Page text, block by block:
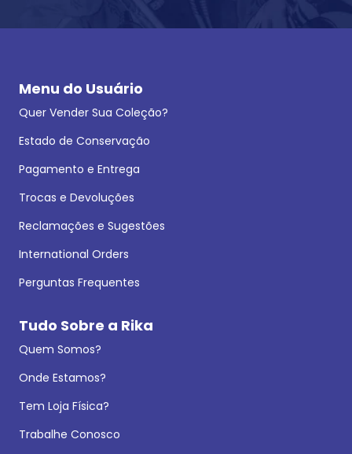
Menu do Usuário
Quer Vender Sua Coleção?
Estado de Conservação
Pagamento e Entrega
Trocas e Devoluções
Reclamações e Sugestões
International Orders
Perguntas Frequentes
Tudo Sobre a Rika
Quem Somos?
Onde Estamos?
Tem Loja Física?
Trabalhe Conosco